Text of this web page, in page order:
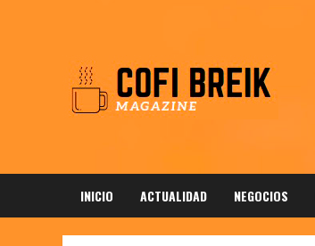
INICIO ACTUALIDAD NEGOCIOS